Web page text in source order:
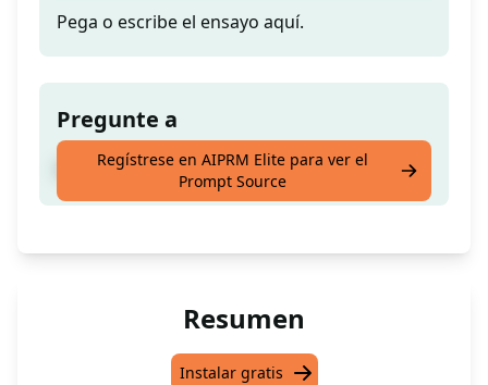
Pega o escribe el ensayo aquí.
Pregunte a
Pega o escribe el ensayo aquí.
Regístrese en AIPRM Elite para ver el
Prompt Source
Resumen
Instalar gratis